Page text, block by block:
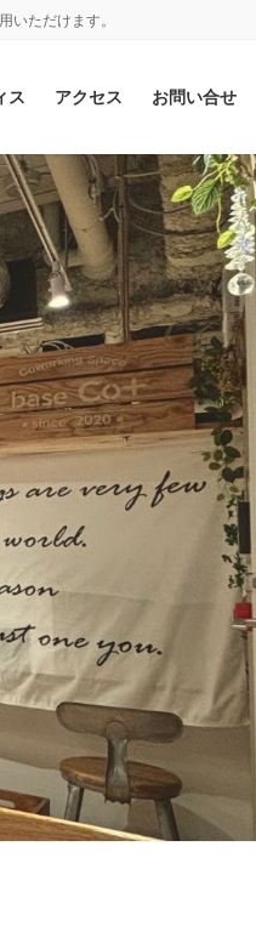
いただけます。
ス アクセス お問い合せ